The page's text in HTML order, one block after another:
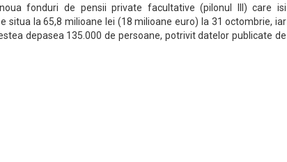
fonduri de pensii private facultative (pilonul III) care isi
situa la 65,8 milioane lei (18 milioane euro) la 31 octombrie, iar
depasea 135.000 de persoane, potrivit datelor publicate de